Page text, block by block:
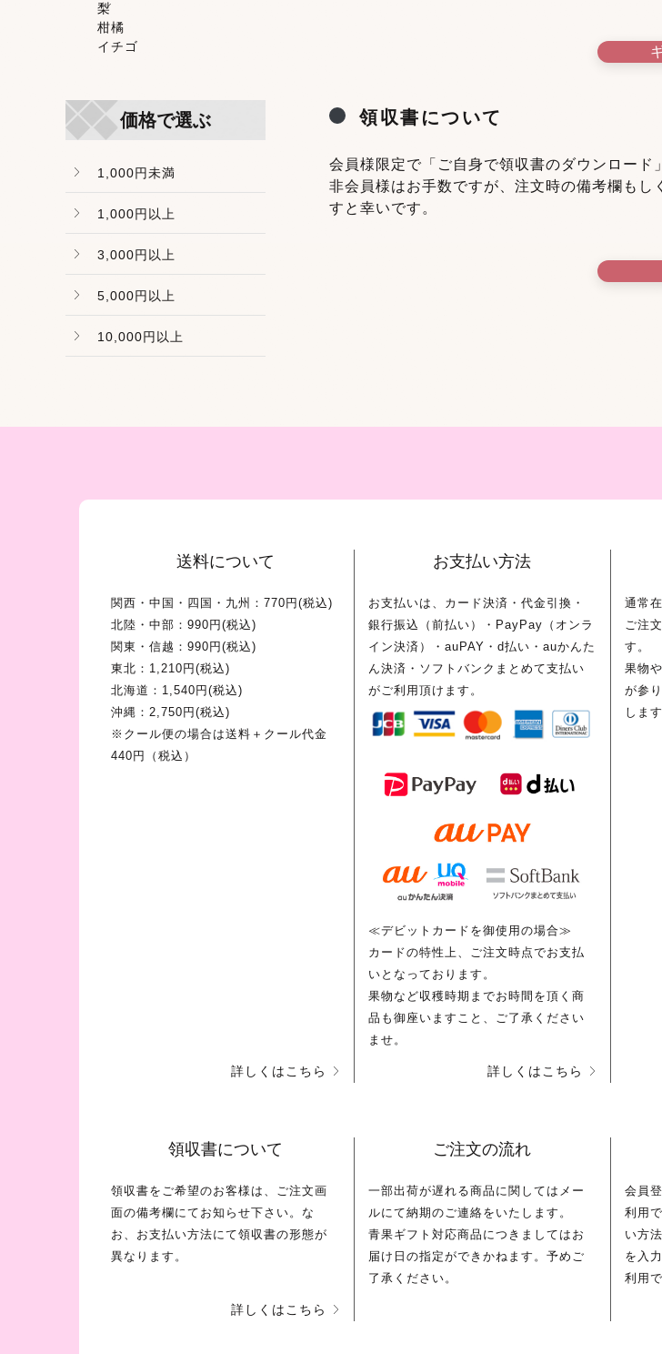
白麗
白皇
冬美白
梨
梨一覧
柑橘
イチゴ
価格で選ぶ
1,000円未満
1,000円以上
3,000円以上
5,000円以上
10,000円以上
領収書について
会員様限定で「ご自身で領収書のダウンロード
非会員様はお手数ですが、注文時の備考欄もし
すと幸いです。
送料について
関西・中国・四国・九州：770円(税込)
北陸・中部：990円(税込)
関東・信越：990円(税込)
東北：1,210円(税込)
北海道：1,540円(税込)
沖縄：2,750円(税込)
※クール便の場合は送料＋クール代金
440円（税込）
詳しくはこちら
お支払い方法
お支払いは、カード決済・代金引換・
銀行振込（前払い）・PayPay（オンラ
イン決済）・auPAY・d払い・auかんた
ん決済・ソフトバンクまとめて支払い
がご利用頂けます。
≪デビットカードを御使用の場合≫
カードの特性上、ご注文時点でお支払
いとなっております。
果物など収穫時期までお時間を頂く商
品も御座いますこと、ご了承ください
ませ。
詳しくはこちら
通常
ご注
す。
果物
が参
します
領収書について
領収書をご希望のお客様は、ご注文画
面の備考欄にてお知らせ下さい。な
お、お支払い方法にて領収書の形態が
異なります。
詳しくはこちら
ご注文の流れ
一部出荷が遅れる商品に関してはメー
ルにて納期のご連絡をいたします。
青果ギフト対応商品につきましてはお
届け日の指定ができかねます。予めご
了承ください。
会員
利用
い方
を入
利用